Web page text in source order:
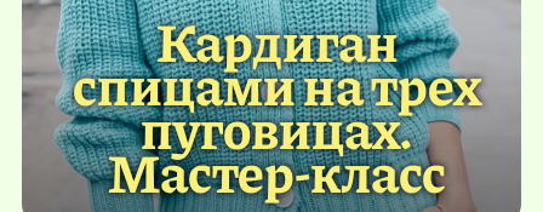
Кардиган
спицами на трех
пуговицах.
Мастер-класс